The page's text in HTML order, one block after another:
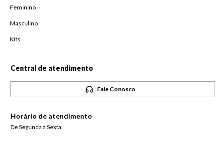
Feminino
Masculino
Kits
Central de atendimento
Fale Conosco
Horário de atendimento
De Segunda à Sexta,